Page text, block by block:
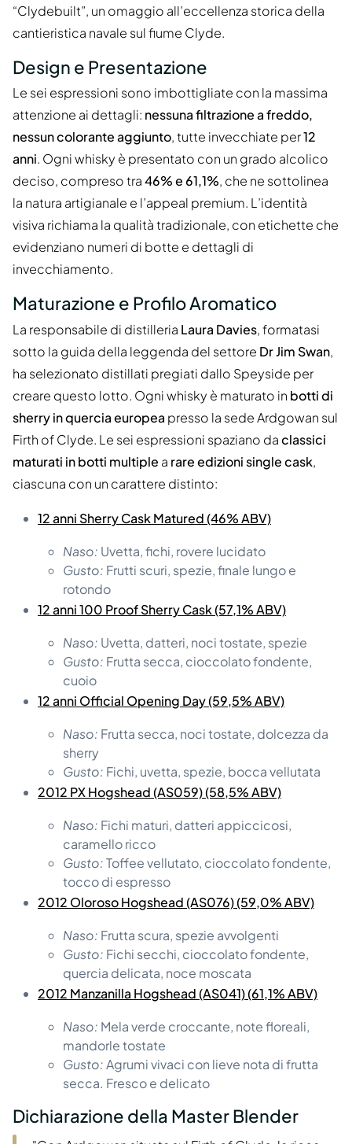
“Clydebuilt”, un omaggio all’eccellenza storica della
cantieristica navale sul fiume Clyde.
Design e Presentazione
Le sei espressioni sono imbottigliate con la massima
attenzione ai dettagli: nessuna filtrazione a freddo,
nessun colorante aggiunto, tutte invecchiate per12
anni. Ogni whisky è presentato con un grado alcolico
deciso, compreso tra46% e 61,1%, che ne sottolinea
la natura artigianale e l’appeal premium. L’identità
visiva richiama la qualità tradizionale, con etichette che
evidenziano numeri di botte e dettagli di
invecchiamento.
Maturazione e Profilo Aromatico
La responsabile di distilleria Laura Davies, formatasi
sotto la guida della leggenda del settore Dr Jim Swan,
ha selezionato distillati pregiati dallo Speyside per
creare questo lotto. Ogni whisky è maturato in botti di
sherry in quercia europea presso la sede Ardgowan sul
Firth of Clyde. Le sei espressioni spaziano daclassici
maturati in botti multiple a rare edizioni single cask,
ciascuna con un carattere distinto:
12 anni Sherry Cask Matured (46% ABV)
Naso: Uvetta, fichi, rovere lucidato
Gusto: Frutti scuri, spezie, finale lungo e
rotondo
12 anni 100 Proof Sherry Cask (57,1% ABV)
Naso: Uvetta, datteri, noci tostate, spezie
Gusto: Frutta secca, cioccolato fondente,
cuoio
12 anni Official Opening Day (59,5% ABV)
Naso: Frutta secca, noci tostate, dolcezza da
sherry
Gusto: Fichi, uvetta, spezie, bocca vellutata
2012 PX Hogshead (AS059) (58,5% ABV)
Naso: Fichi maturi, datteri appiccicosi,
caramello ricco
Gusto:Toffee vellutato, cioccolato fondente,
tocco di espresso
2012 Oloroso Hogshead (AS076) (59,0% ABV)
Naso: Frutta scura, spezie avvolgenti
Gusto: Fichi secchi, cioccolato fondente,
quercia delicata, noce moscata
2012 Manzanilla Hogshead (AS041) (61,1% ABV)
Naso: Mela verde croccante, note floreali,
mandorle tostate
Gusto:Agrumi vivaci con lieve nota di frutta
secca. Fresco e delicato
Dichiarazione della Master Blender